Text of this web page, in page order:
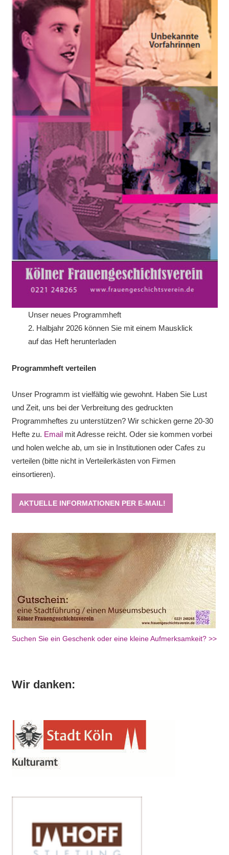
Unser neues Programmheft
2. Halbjahr 2026 können Sie mit einem Mausklick
auf das Heft herunterladen
Programmheft verteilen
Unser Programm ist vielfältig wie gewohnt. Haben Sie Lust
und Zeit, uns bei der Verbreitung des gedruckten
Programmheftes zu unterstützen? Wir schicken gerne 20-30
Hefte zu. Emailmit Adresse reicht. Oder sie kommen vorbei
und holen welche ab, um sie in Institutionen oder Cafes zu
verteilen (bitte nicht in Verteilerkästen von Firmen
einsortieren).
AKTUELLE INFORMATIONEN PER E-MAIL!
Suchen Sie ein Geschenk oder eine kleine Aufmerksamkeit? >>
Wir danken: